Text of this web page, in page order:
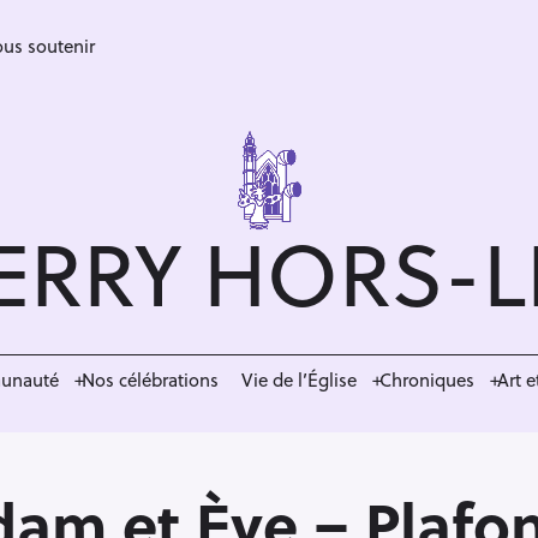
soutenir
HORS-
Nos célébrations Vie de l’Église Chroniques Art